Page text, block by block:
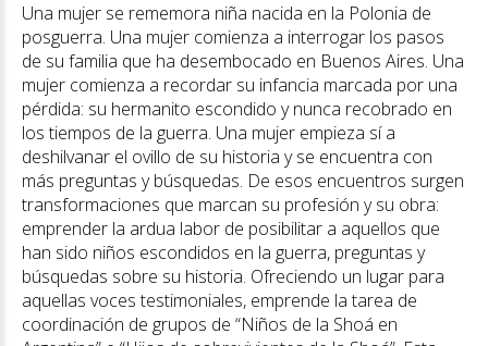
Una mujer se rememora niña nacida en la Polonia de
posguerra. Una mujer comienza a interrogar los pasos
de su familia que ha desembocado en Buenos Aires. Una
mujer comienza a recordar su infancia marcada por una
pérdida: su hermanito escondido y nunca recobrado en
los tiempos de la guerra. Una mujer empieza sí a
deshilvanar el ovillo de su historia y se encuentra con
más preguntas y búsquedas. De esos encuentros surgen
transformaciones que marcan su profesión y su obra:
emprender la ardua labor de posibilitar a aquellos que
han sido niños escondidos en la guerra, preguntas y
búsquedas sobre su historia. Ofreciendo un lugar para
aquellas voces testimoniales, emprende la tarea de
coordinación de grupos de “Niños de la Shoá en